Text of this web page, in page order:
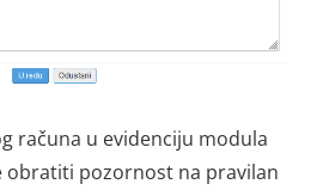
računa u evidenciju modula
obratiti pozornost na pravilan